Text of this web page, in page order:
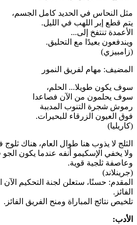
مثل النحاس في الحديد كامل الجسم،
يتم قطع إبر اللهب في الليل.
الأعمدة تنتفخ إلى...
ويندفعون بعيدًا مع التحليق.
(زامبيزي)
المضيف: مهام لفريق النمور
سوف يكون طويلا... الحلم،
سوف يحلمون من الآن فصاعدا
رموش شجرة التنوب المدببة
فوق العيون الزرقاء للبحيرات.
(كاريليا)
الثلج لا يذوب هنا طوال العام، هناك
ولا يخفي الإسكيمو أنفه عندما يكون الجو
وعاصفة ثلجية قوية.
(جرينلاند)
المقدم: حسنًا، ستعلن لجنة التحكيم الآن
الفائز.
تلخيص نتائج المباراة ومنح الفريق الفائز.
الأدب: